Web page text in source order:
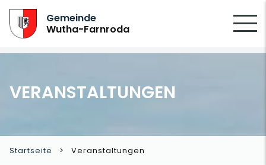
Gemeinde
Wutha-Farnroda
VERANSTALTUNGEN
Startseite Veranstaltungen